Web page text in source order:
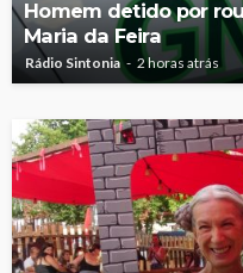
Homem detido por
Maria da Feira
Rádio Sintonia 2 horas atrás